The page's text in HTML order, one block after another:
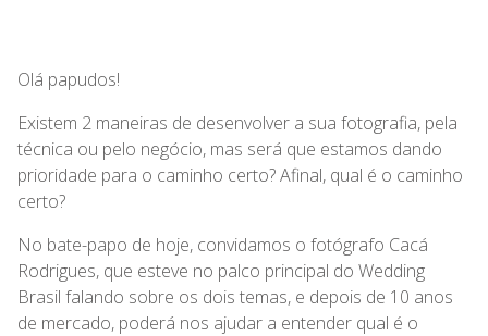
Olá papudos!
Existem 2 maneiras de desenvolver a sua fotografia, pela
técnica ou pelo negócio, mas será que estamos dando
prioridade para o caminho certo? Afinal, qual é o caminho
certo?
No bate-papo de hoje, convidamos o fotógrafo Cacá
Rodrigues, que esteve no palco principal do Wedding
Brasil falando sobre os dois temas, e depois de 10 anos
de mercado, poderá nos ajudar a entender qual é o